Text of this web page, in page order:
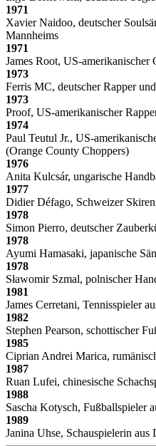
1971
Xavier Naidoo, deutscher
Mannheims
1971
James Root, US-
1973
Ferris MC, deutscher Rapper
1973
Proof, US-amerikanischer
1974
Paul Teutul Jr., US-
(Orange County Choppers)
1976
Anita Kulcsár, ungarische
1977
Didier Défago, Schweizer
1978
Simon Pierro, deutscher
1978
Ayumi Hamasaki, japanische
1978
Sławomir Szmal, polnischer
1981
James Cerretani, Tennisspieler
1982
Stephen Pearson, schottischer
1985
Ciprian Andrei Marica,
1987
Ruan Lufei, chinesische
1988
Sascha Kotysch, Fußballspieler
1989
Janina Uhse, Schauspielerin aus